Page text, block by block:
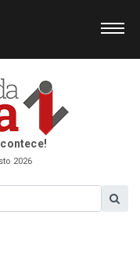
2026